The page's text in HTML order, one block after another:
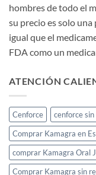
hombres de todo el
su precio es solo
igual que el
FDA como un
ATENCIÓN
Cenforce cenforce
Comprar Kamagra en
comprar Kamagra Oral
Comprar Kamagra sin